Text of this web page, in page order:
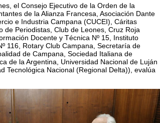
el Consejo Ejecutivo de la Orden de la
de la Alianza Francesa, Asociación Dante
e Industria Campana (CUCEI), Cáritas
de Periodistas, Club de Leones, Cruz Roja
Docente y Técnica Nº 15, Instituto
116, Rotary Club Campana, Secretaría de
de Campana, Sociedad Italiana de
de la Argentina, Universidad Nacional de Luján
Tecnológica Nacional (Regional Delta)), evalúa